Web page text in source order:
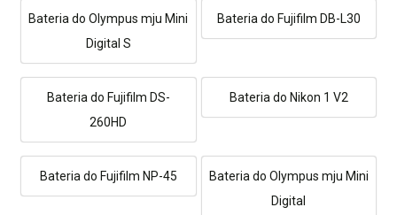
Bateria do Olympus mju Mini
Digital S
Bateria do Fujifilm DB-L30
Bateria do Fujifilm DS-
260HD
Bateria do Nikon 1 V2
Bateria do Fujifilm NP-45
Bateria do Olympus mju Mini
Digital